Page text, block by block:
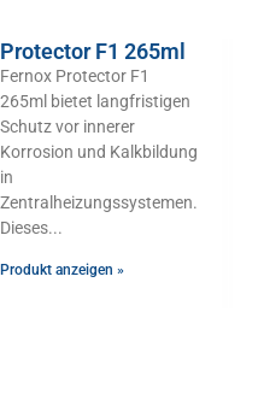
Protector F1 265ml
Fernox Protector F1
265ml bietet langfristigen
Schutz vor innerer
Korrosion und Kalkbildung
in
Zentralheizungssystemen.
Dieses
Produkt anzeigen »